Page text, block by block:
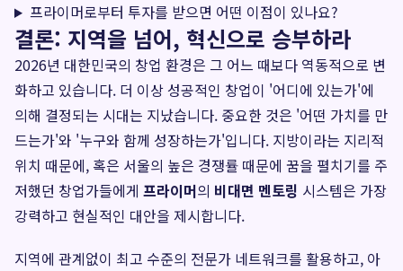
프라이머로부터 투자를 받으면 어떤 이점이 있나요?
결론: 지역을 넘어, 혁신으로 승부하라
2026년 대한민국의 창업 환경은 그 어느 때보다 역동적으로 변
화하고 있습니다. 더 이상 성공적인 창업이 '어디에 있는가'에
의해 결정되는 시대는 지났습니다. 중요한 것은 '어떤 가치를 만
드는가'와 '누구와 함께 성장하는가'입니다. 지방이라는 지리적
위치 때문에, 혹은 서울의 높은 경쟁률 때문에 꿈을 펼치기를 주
저했던 창업가들에게 프라이머의 비대면 멘토링 시스템은 가장
강력하고 현실적인 대안을 제시합니다.
지역에 관계없이 최고 수준의 전문가 네트워크를 활용하고, 아